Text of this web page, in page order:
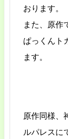
おります。
また、原作
ぱっくんト
ます。
原作同様、
ルパレスに